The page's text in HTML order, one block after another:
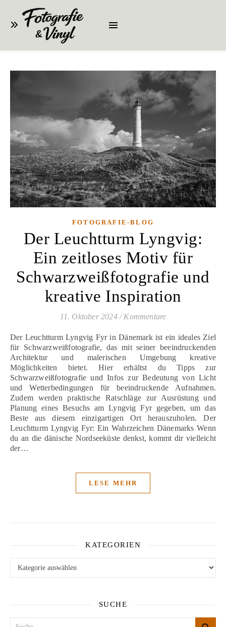
FOTOGRAFIE-BLOG
Der Leuchtturm Lyngvig:
Ein zeitloses Motiv für
Schwarzweißfotografie und
kreative Inspiration
11. Oktober 2024 / Kommentare
Der Leuchtturm Lyngvig Fyr in Dänemark ist ein ideales Ziel
für Schwarzweißfotografie, das mit seiner beeindruckenden
Architektur und malerischen Umgebung kreative
Möglichkeiten bietet. Hier erhältst du Tipps zur
Schwarzweißfotografie und Infos zur Bedeutung von Licht
und Wetterbedingungen für beeindruckende Aufnahmen.
Zudem werden praktische Ratschläge zur Ausrüstung und
Planung eines Besuchs am Lyngvig Fyr gegeben, um das
Beste aus diesem einzigartigen Ort herauszuholen. Der
Leuchtturm Lyngvig Fyr: Ein Wahrzeichen Dänemarks Wenn
du an die dänische Nordseeküste denkst, kommt dir vielleicht
der…
LESE MEHR
KATEGORIEN
SUCHE